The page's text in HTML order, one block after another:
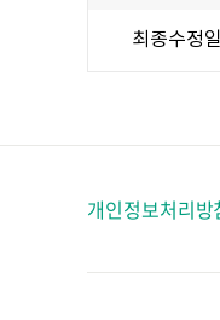
최종수정일
개인정보처리방